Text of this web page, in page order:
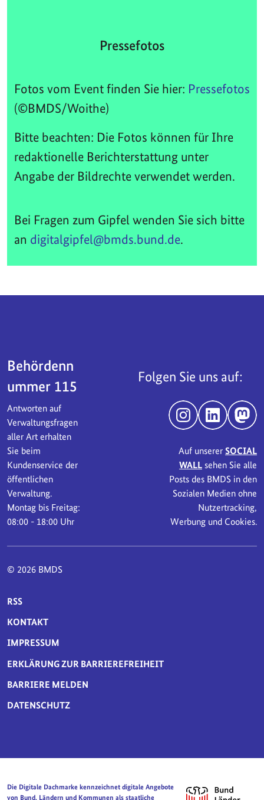
Pressefotos
Fotos vom Event finden Sie hier: Pressefotos
(©BMDS/Woithe)
Bitte beachten: Die Fotos können für Ihre
redaktionelle Berichterstattung unter
Angabe der Bildrechte verwendet werden.
Bei Fragen zum Gipfel wenden Sie sich bitte
an digitalgipfel@bmds.bund.de.
Behördenn
ummer 115
Antworten auf
Verwaltungsfragen
aller Art erhalten
Sie beim
Kundenservice der
öffentlichen
Verwaltung.
Montag bis Freitag:
08:00 - 18:00 Uhr
Folgen Sie uns auf:
InstagramLinkedIn
Auf unserer SOCIAL
WALLsehen Sie alle
Posts des BMDS in den
Sozialen Medien ohne
Nutzertracking,
Werbung und Cookies.
© 2026 BMDS
SERVICE-NAVIGATION FUSSBEREICH
RSS
KONTAKT
IMPRESSUM
ERKLÄRUNG ZUR BARRIEREFREIHEIT
BARRIERE MELDEN
DATENSCHUTZ
Die Digitale Dachmarke kennzeichnet digitale Angebote
von Bund, Ländern und Kommunen als staatliche